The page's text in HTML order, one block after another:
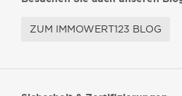
ZUM IMMOWERT123 BLOG